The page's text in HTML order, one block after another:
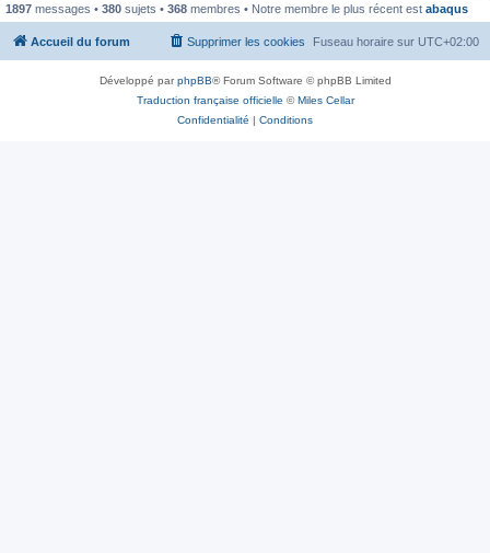
1897 messages • 380 sujets • 368 membres • Notre membre le plus récent est abaqus
Accueil du forum Fuseau horaire sur UTC+02:00
Supprimer les cookies
Développé parphpBB® Forum Software © phpBB Limited
Traduction française officielle ©Miles Cellar
Confidentialité | Conditions